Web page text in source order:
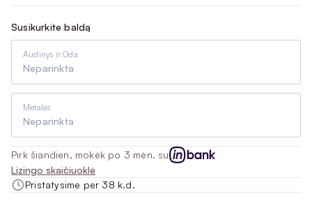
Susikurkite baldą
Audinys ir Oda
Neparinkta
Metalas
Neparinkta
Pirk šiandien, mokėk po 3 mėn. su
Lizingo skaičiuoklė
Pristatysime per 38 k.d.